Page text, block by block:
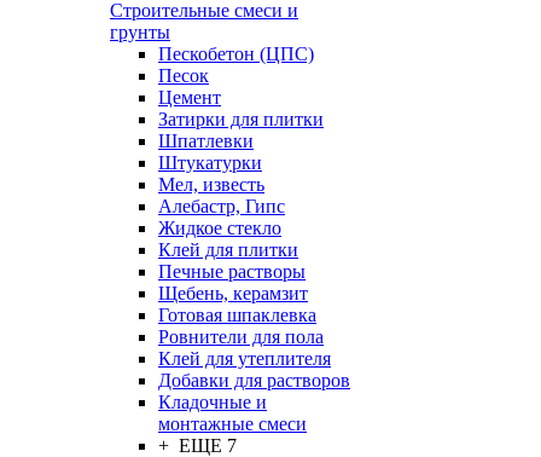
Строительные смеси и
грунты
Пескобетон (ЦПС)
Песок
Цемент
Затирки для плитки
Шпатлевки
Штукатурки
Мел, известь
Алебастр, Гипс
Жидкое стекло
Клей для плитки
Печные растворы
Щебень, керамзит
Готовая шпаклевка
Ровнители для пола
Клей для утеплителя
Добавки для растворов
Кладочные и
монтажные смеси
+ ЕЩЕ 7